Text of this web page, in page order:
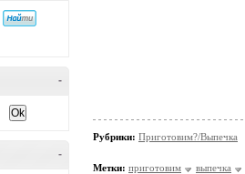
-
-
Рубрики: Приготовим?/Выпечка
Метки: приготовим выпечка